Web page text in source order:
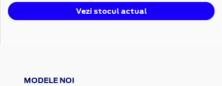
Vezi stocul actual
MODELE NOI